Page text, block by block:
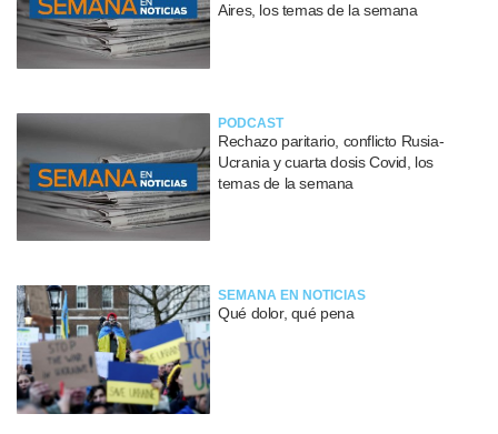
Aires, los temas de la semana
PODCAST
Rechazo paritario, conflicto Rusia-
Ucrania y cuarta dosis Covid, los
temas de la semana
SEMANA EN NOTICIAS
Qué dolor, qué pena